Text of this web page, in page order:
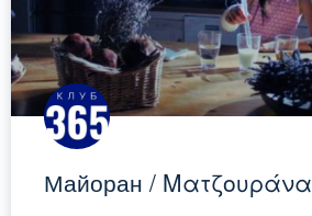
Майоран / Ματζουράνα